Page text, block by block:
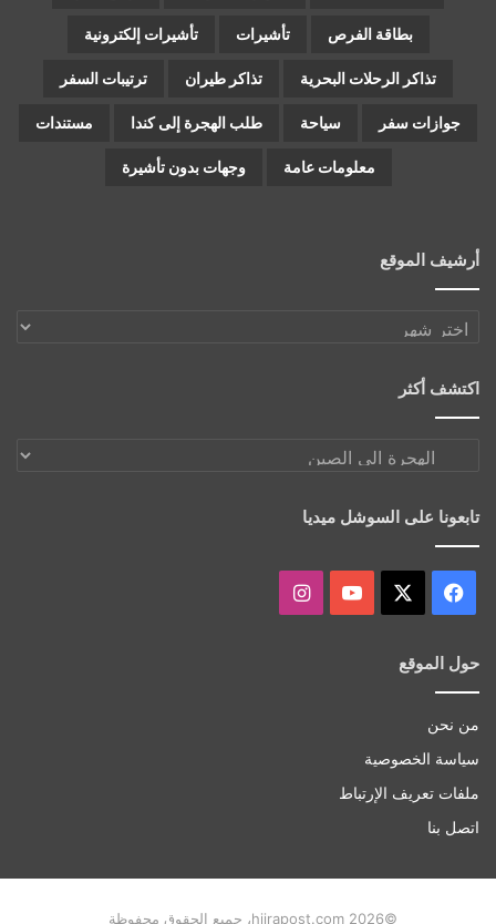
بطاقة الفرص تأشيرات تأشيرات إلكترونية
تذاكر الرحلات البحرية تذاكر طيران ترتيبات السفر
جوازات سفر سياحة طلب الهجرة إلى كندا مستندات
معلومات عامة وجهات بدون تأشيرة
أرشيف الموقع
أرشيف
اكتشف أكثر
تابعونا على السوشل ميديا
فيسبوك ‫YouTubeانستقرام
حول الموقع
من نحن
سياسة الخصوصية
ملفات تعريف الإرتباط
اتصل بنا
©hijrapost.com 2026، جميع الحقوق محفوظة